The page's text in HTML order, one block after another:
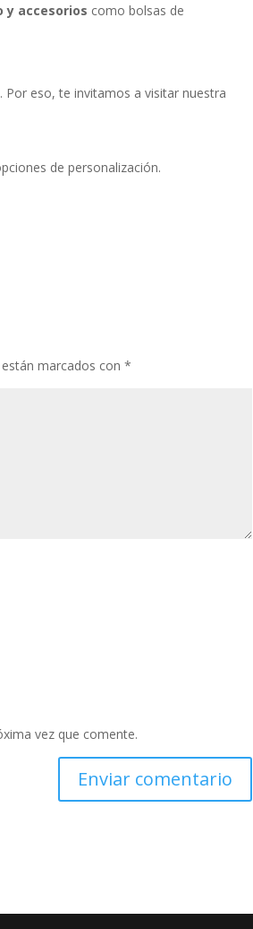
y accesorios como bolsas de
Por eso, te invitamos a visitar nuestra
de personalización.
marcados con*
vez que comente.